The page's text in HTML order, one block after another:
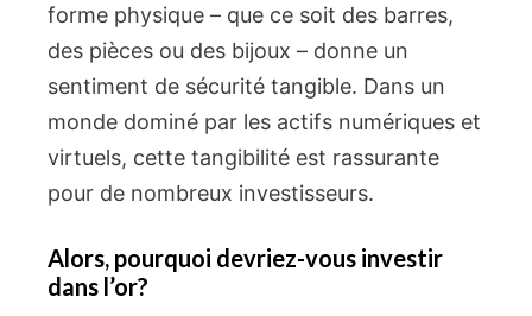
forme physique – que ce soit des barres,
des pièces ou des bijoux – donne un
sentiment de sécurité tangible. Dans un
monde dominé par les actifs numériques et
virtuels, cette tangibilité est rassurante
pour de nombreux investisseurs.
Alors, pourquoi devriez-vous investir
dans l’or?